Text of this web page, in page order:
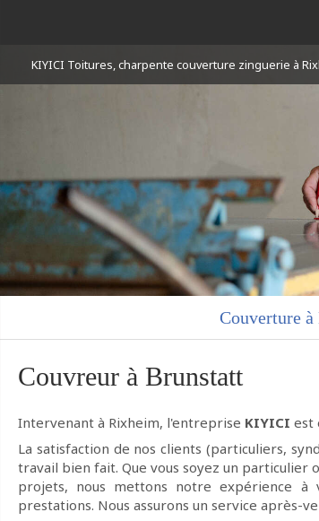
KIYICI Toitures, charpente couverture zinguerie à
Couverture
Couvreur à Brunstatt
Intervenant à Rixheim, l'entreprise KIYICI est
La satisfaction de nos clients (particuliers,
travail bien fait. Que vous soyez un particulier
projets, nous mettons notre expérience
prestations. Nous assurons un service après-